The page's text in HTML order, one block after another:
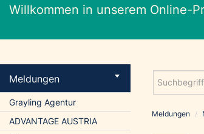
Willkommen in unserem Online-
Meldungen
Grayling Agentur
ADVANTAGE AUSTRIA
Meldungen /